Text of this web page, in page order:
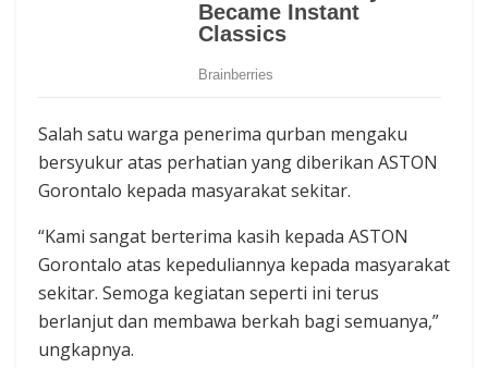
Salah satu warga penerima qurban mengaku
bersyukur atas perhatian yang diberikan ASTON
Gorontalo kepada masyarakat sekitar.
“Kami sangat berterima kasih kepada ASTON
Gorontalo atas kepeduliannya kepada masyarakat
sekitar. Semoga kegiatan seperti ini terus
berlanjut dan membawa berkah bagi semuanya,”
ungkapnya.